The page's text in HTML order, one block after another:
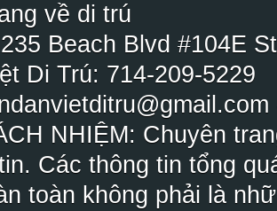
về di trú
Beach Blvd #104E
Di Trú: 714-209-5229
NHIỆM: Chuyên
Các thông tin tổng
toàn không phải là